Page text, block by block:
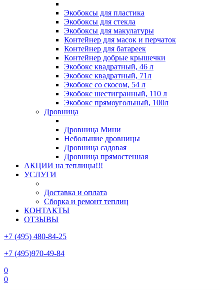
Экобоксы для пластика
Экобоксы для стекла
Экобоксы для макулатуры
Контейнер для масок и перчаток
Контейнер для батареек
Контейнер добрые крышечки
Экобокс квадратный, 46 л
Экобокс квадратный, 71л
Экобокс со скосом, 54 л
Экобокс шестигранный, 110 л
Экобокс прямоугольный, 100л
Дровница
Дровница Мини
Небольшие дровницы
Дровница садовая
Дровница прямостенная
АКЦИИ на теплицы!!!
УСЛУГИ
Доставка и оплата
Сборка и ремонт теплиц
КОНТАКТЫ
ОТЗЫВЫ
+7 (495) 480-84-25
+7 (495)970-49-84
0
0